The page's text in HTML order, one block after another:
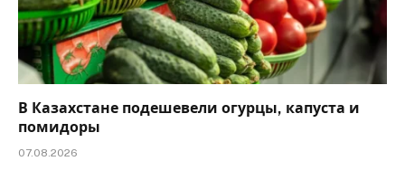
В Казахстане подешевели огурцы, капуста и
помидоры
07.08.2026